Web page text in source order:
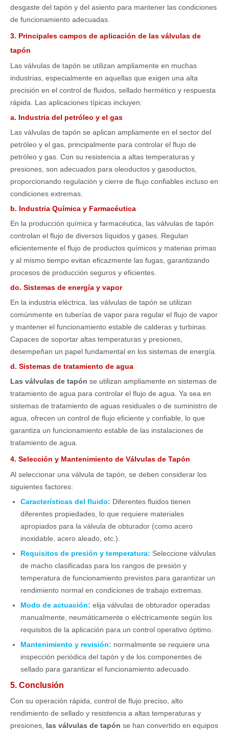
desgaste del tapón y del asiento para mantener las condiciones
de funcionamiento adecuadas.
3. Principales campos de aplicación de las válvulas de
tapón
Las válvulas de tapón se utilizan ampliamente en muchas
industrias, especialmente en aquellas que exigen una alta
precisión en el control de fluidos, sellado hermético y respuesta
rápida. Las aplicaciones típicas incluyen:
a. Industria del petróleo y el gas
Las válvulas de tapón se aplican ampliamente en el sector del
petróleo y el gas, principalmente para controlar el flujo de
petróleo y gas. Con su resistencia a altas temperaturas y
presiones, son adecuados para oleoductos y gasoductos,
proporcionando regulación y cierre de flujo confiables incluso en
condiciones extremas.
b. Industria Química y Farmacéutica
En la producción química y farmacéutica, las válvulas de tapón
controlan el flujo de diversos líquidos y gases. Regulan
eficientemente el flujo de productos químicos y materias primas
y al mismo tiempo evitan eficazmente las fugas, garantizando
procesos de producción seguros y eficientes.
do. Sistemas de energía y vapor
En la industria eléctrica, las válvulas de tapón se utilizan
comúnmente en tuberías de vapor para regular el flujo de vapor
y mantener el funcionamiento estable de calderas y turbinas.
Capaces de soportar altas temperaturas y presiones,
desempeñan un papel fundamental en los sistemas de energía.
d. Sistemas de tratamiento de agua
Las válvulas de tapón se utilizan ampliamente en sistemas de
tratamiento de agua para controlar el flujo de agua. Ya sea en
sistemas de tratamiento de aguas residuales o de suministro de
agua, ofrecen un control de flujo eficiente y confiable, lo que
garantiza un funcionamiento estable de las instalaciones de
tratamiento de agua.
4. Selección y Mantenimiento de Válvulas de Tapón
Al seleccionar una válvula de tapón, se deben considerar los
siguientes factores:
Características del fluido: Diferentes fluidos tienen
diferentes propiedades, lo que requiere materiales
apropiados para la válvula de obturador (como acero
inoxidable, acero aleado, etc.).
Requisitos de presión y temperatura: Seleccione válvulas
de macho clasificadas para los rangos de presión y
temperatura de funcionamiento previstos para garantizar un
rendimiento normal en condiciones de trabajo extremas.
Modo de actuación: elija válvulas de obturador operadas
manualmente, neumáticamente o eléctricamente según los
requisitos de la aplicación para un control operativo óptimo.
Mantenimiento y revisión: normalmente se requiere una
inspección periódica del tapón y de los componentes de
sellado para garantizar el funcionamiento adecuado.
5. Conclusión
Con su operación rápida, control de flujo preciso, alto
rendimiento de sellado y resistencia a altas temperaturas y
presiones, las válvulas de tapón se han convertido en equipos